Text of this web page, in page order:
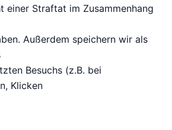
einer Straftat im Zusammenhang
Außerdem speichern wir als
Besuchs (z.B. bei
Klicken